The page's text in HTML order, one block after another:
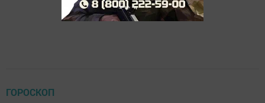
ГОРОСКОП